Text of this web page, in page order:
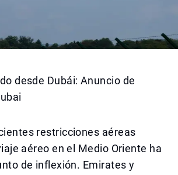
desde Dubái: Anuncio de
restricciones aéreas
aéreo en el Medio Oriente ha
de inflexión. Emirates y